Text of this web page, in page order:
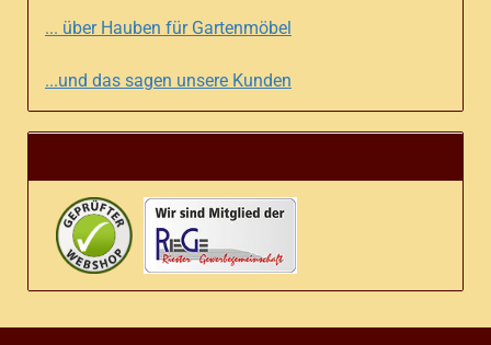
... über Hauben für Gartenmöbel
...und das sagen unsere Kunden